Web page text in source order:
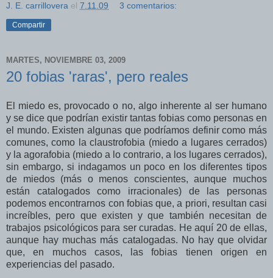
J. E. carrillovera el 7.11.09 3 comentarios:
Compartir
MARTES, NOVIEMBRE 03, 2009
20 fobias 'raras', pero reales
El miedo es, provocado o no, algo inherente al ser humano
y se dice que podrían existir tantas fobias como personas en
el mundo. Existen algunas que podríamos definir como más
comunes, como la claustrofobia (miedo a lugares cerrados)
y la agorafobia (miedo a lo contrario, a los lugares cerrados),
sin embargo, si indagamos un poco en los diferentes tipos
de miedos (más o menos conscientes, aunque muchos
están catalogados como irracionales) de las personas
podemos encontrarnos con fobias que, a priori, resultan casi
increíbles, pero que existen y que también necesitan de
trabajos psicológicos para ser curadas. He aquí 20 de ellas,
aunque hay muchas más catalogadas. No hay que olvidar
que, en muchos casos, las fobias tienen origen en
experiencias del pasado.